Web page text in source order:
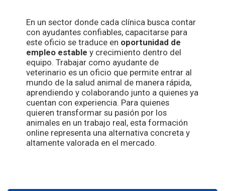
En un sector donde cada clínica busca contar
con ayudantes confiables, capacitarse para
este oficio se traduce en oportunidad de
empleo estable y crecimiento dentro del
equipo. Trabajar como ayudante de
veterinario es un oficio que permite entrar al
mundo de la salud animal de manera rápida,
aprendiendo y colaborando junto a quienes ya
cuentan con experiencia. Para quienes
quieren transformar su pasión por los
animales en un trabajo real, esta formación
online representa una alternativa concreta y
altamente valorada en el mercado.